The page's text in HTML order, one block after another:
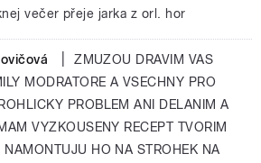
večer přeje jarka z orl. hor
ZMUZOU DRAVIM VAS
MODRATORE A VSECHNY PRO
PROBLEM ANI DELANIM A
VYZKOUSENY RECEPT TVORIM
NAMONTUJU HO NA STROHEK NA